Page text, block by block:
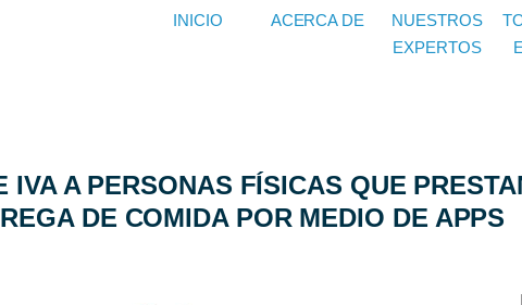
INICIO ACERCA DE
NUESTROS
EXPERTOS
IVA A PERSONAS FÍSICAS QUE
DE COMIDA POR MEDIO DE APPS